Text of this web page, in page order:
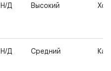
Н/Д Высокий
Н/Д Средний